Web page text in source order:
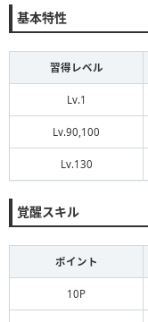
基本特性
習得レベル
Lv.1
Lv.90,100
Lv.130
覚醒スキル
ポイント
10P